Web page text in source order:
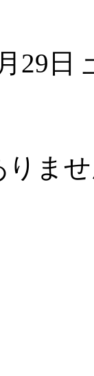
29日
りま